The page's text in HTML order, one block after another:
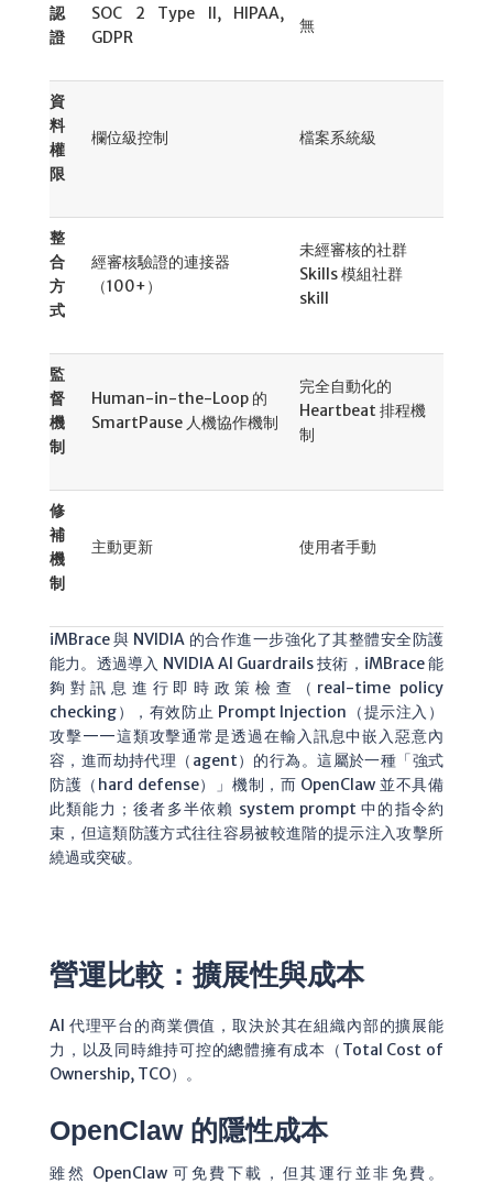
認
證
SOC 2 Type II, HIPAA,
GDPR
無
資
料
權
限
欄位級控制 檔案系統級
整
合
方
式
經審核驗證的連接器
（100+）
未經審核的社群
Skills 模組社群
skill
監
督
機
制
Human-in-the-Loop 的
SmartPause 人機協作機制
完全自動化的
Heartbeat 排程機
制
修
補
機
制
主動更新 使用者手動
iMBrace 與 NVIDIA 的合作進一步強化了其整體安全防護
能力。透過導入 NVIDIA AI Guardrails 技術，iMBrace 能
夠對訊息進行即時政策檢查（real-time policy
checking），有效防止 Prompt Injection（提示注入）
攻擊——這類攻擊通常是透過在輸入訊息中嵌入惡意內
容，進而劫持代理（agent）的行為。這屬於一種「強式
防護（hard defense）」機制，而 OpenClaw 並不具備
此類能力；後者多半依賴 system prompt 中的指令約
束，但這類防護方式往往容易被較進階的提示注入攻擊所
繞過或突破。
營運比較：擴展性與成本
AI 代理平台的商業價值，取決於其在組織內部的擴展能
力，以及同時維持可控的總體擁有成本（Total Cost of
Ownership, TCO）。
OpenClaw 的隱性成本
雖然 OpenClaw 可免費下載，但其運行並非免費。